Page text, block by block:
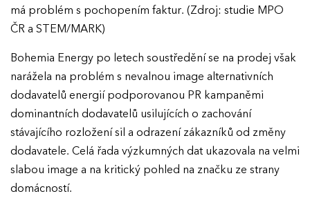
má problém s pochopením faktur. (Zdroj: studie MPO
ČR a STEM/MARK)
Bohemia Energy po letech soustředění se na prodej však
narážela na problém s nevalnou image alternativních
dodavatelů energií podporovanou PR kampaněmi
dominantních dodavatelů usilujících o zachování
stávajícího rozložení sil a odrazení zákazníků od změny
dodavatele. Celá řada výzkumných dat ukazovala na velmi
slabou image a na kritický pohled na značku ze strany
domácností.